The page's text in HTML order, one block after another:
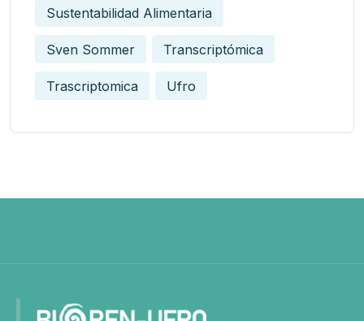
Sustentabilidad Alimentaria
Sven Sommer Transcriptómica
Trascriptomica Ufro